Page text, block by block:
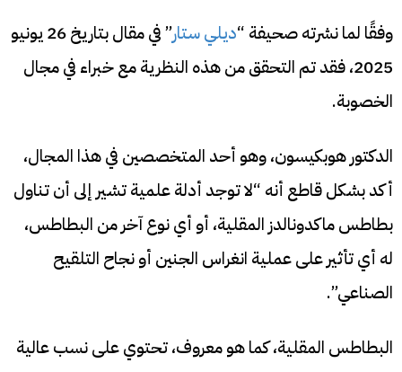
وفقًا لما نشرته صحيفة “ديلي ستار
” في مقال بتاريخ 26 يونيو
2025، فقد تم التحقق من هذه النظرية مع خبراء في مجال
الخصوبة.
الدكتور هوبكيسون، وهو أحد المتخصصين في هذا المجال،
أكد بشكل قاطع أنه “لا توجد أدلة علمية تشير إلى أن تناول
بطاطس ماكدونالدز المقلية، أو أي نوع آخر من البطاطس،
له أي تأثير على عملية انغراس الجنين أو نجاح التلقيح
الصناعي”.
البطاطس المقلية، كما هو معروف، تحتوي على نسب عالية